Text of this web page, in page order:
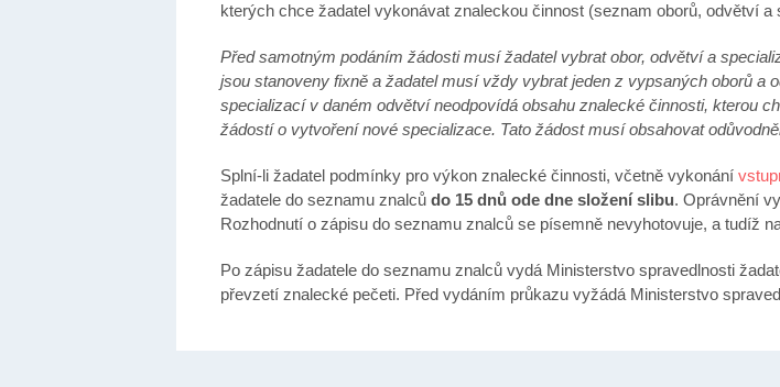
kterých chce žadatel vykonávat znaleckou činnost (seznam oborů, odvětví a
Před samotným podáním žádosti musí žadatel vybrat obor, odvětví a sp
jsou stanoveny fixně a žadatel musí vždy vybrat jeden z vypsaných oborů a
specializací v daném odvětví neodpovídá obsahu znalecké činnosti, kterou
žádostí o vytvoření nové specializace. Tato žádost musí obsahovat
Splní-li žadatel podmínky pro výkon znalecké činnosti, včetně vykonání
žadatele do seznamu znalců do 15 dnů ode dne složení slibu. Oprávnění
Rozhodnutí o zápisu do seznamu znalců se písemně nevyhotovuje, a tudíž
Po zápisu žadatele do seznamu znalců vydá Ministerstvo spravedlnosti
převzetí znalecké pečeti. Před vydáním průkazu vyžádá Ministerstvo